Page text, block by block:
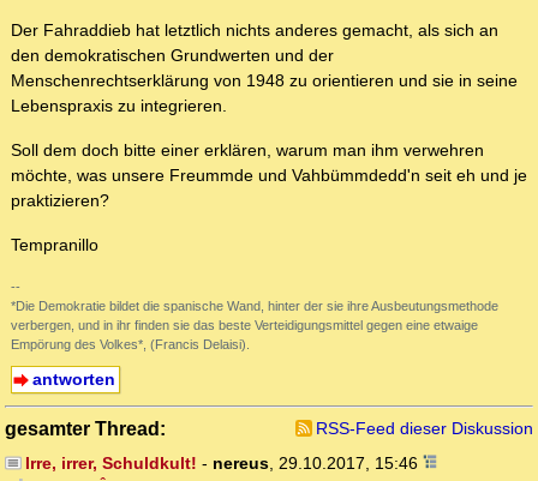
Der Fahraddieb hat letztlich nichts anderes gemacht, als sich an
den demokratischen Grundwerten und der
Menschenrechtserklärung von 1948 zu orientieren und sie in seine
Lebenspraxis zu integrieren.
Soll dem doch bitte einer erklären, warum man ihm verwehren
möchte, was unsere Freummde und Vahbümmdedd'n seit eh und je
praktizieren?
Tempranillo
--
*Die Demokratie bildet die spanische Wand, hinter der sie ihre Ausbeutungsmethode
verbergen, und in ihr finden sie das beste Verteidigungsmittel gegen eine etwaige
Empörung des Volkes*, (Francis Delaisi).
antworten
gesamter Thread:
RSS-Feed dieser Diskussion
Irre, irrer, Schuldkult! - nereus, 29.10.2017, 15:46